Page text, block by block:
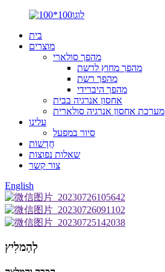
בית
מוצרים
מהפך סולארי
מהפך מחוץ לרשת
מהפך רשת
מהפך היברידי
אחסון אנרגיה בבית
מערכת אחסון אנרגיה סולארית
עלינו
סיור במפעל
חֲדָשׁוֹת
שאלות נפוצות
צור קשר
English
לְהַמלִיץ